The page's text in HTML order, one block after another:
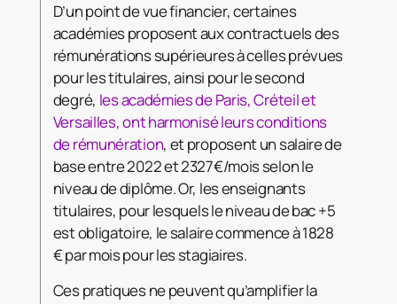
D’un point de vue financier, certaines
académies proposent aux contractuels des
rémunérations supérieures à celles prévues
pour les titulaires, ainsi pour le second
degré, les académies de Paris, Créteil et
Versailles, ont harmonisé leurs conditions
de rémunération, et proposent un salaire de
base entre 2022 et 2327€/mois selon le
niveau de diplôme. Or, les enseignants
titulaires, pour lesquels le niveau de bac +5
est obligatoire, le salaire commence à 1828
€ par mois pour les stagiaires.
Ces pratiques ne peuvent qu’amplifier la